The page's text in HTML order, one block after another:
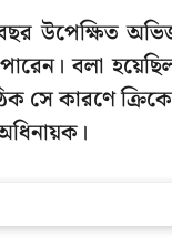
উপেক্ষিত
বলা
সে কারণে